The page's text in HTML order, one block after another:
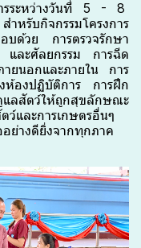
รระหว่างวันที่ 5 - 8
หรับกิจกรรมโครงการ
บด้วย การตรวจรักษา
และศัลยกรรม การฉีด
ยนอกและภายใน การ
งห้องปฏิบัติการ การฝึก
แลสัตว์ให้ถูกสุขลักษณะ
ว์และการเกษตรอื่นๆ
อย่างดียิ่งจากทุกภาค